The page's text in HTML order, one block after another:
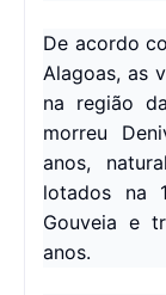
De acordo
Alagoas, as
na região
morreu
anos,
lotados na
Gouveia e
anos.